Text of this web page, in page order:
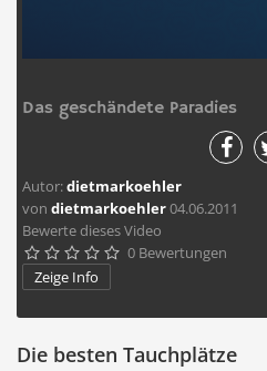
Das geschändete Paradies
Autor:dietmarkoehler
von dietmarkoehler04.06.2011
Bewerte dieses Video
     0 Bewertungen
Zeige Info
Die besten Tauchplätze